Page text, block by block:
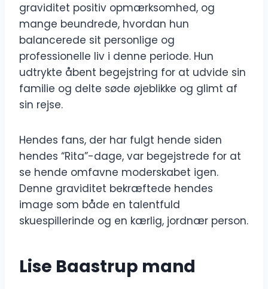
graviditet positiv opmærksomhed, og
mange beundrede, hvordan hun
balancerede sit personlige og
professionelle liv i denne periode. Hun
udtrykte åbent begejstring for at udvide sin
familie og delte søde øjeblikke og glimt af
sin rejse.
Hendes fans, der har fulgt hende siden
hendes “Rita”-dage, var begejstrede for at
se hende omfavne moderskabet igen.
Denne graviditet bekræftede hendes
image som både en talentfuld
skuespillerinde og en kærlig, jordnær person.
Lise Baastrup mand